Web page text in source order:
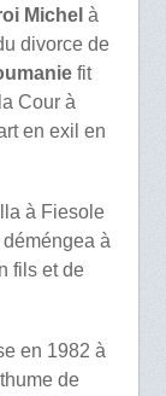
Michel à
divorce de
fit
Cour à
en exil en
à Fiesole
à
fils et de
en 1982 à
de